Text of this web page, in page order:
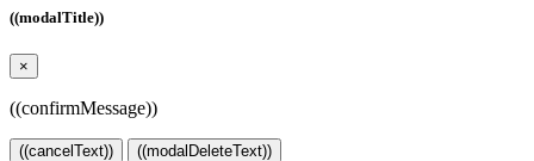
((modalTitle))
×
((confirmMessage))
((cancelText)) ((modalDeleteText))